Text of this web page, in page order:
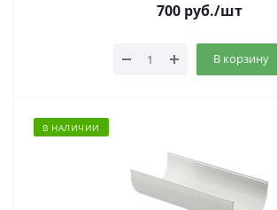
700руб./шт
В корзину
В НАЛИЧИИ